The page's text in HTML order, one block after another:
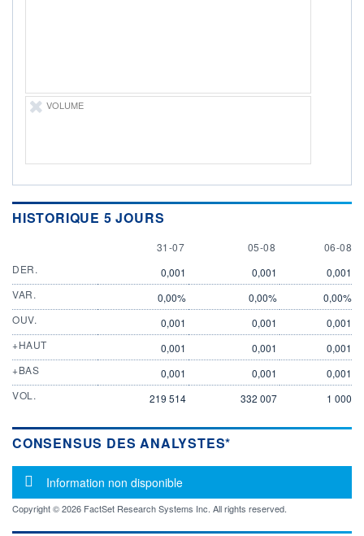
VOLUME
HISTORIQUE 5 JOURS
31 JULY
31-07 5 AUGUST
05-08 6
06-08
DER.
0,001 0,001
0,001
VAR.
0,00% 0,00%
0,00%
OUV.
0,001 0,001
0,001
+HAUT
0,001 0,001
0,001
+BAS
0,001 0,001
0,001
VOL.
219 514 332 007 1 000
CONSENSUS DES ANALYSTES*
Message d'information
Information non disponible
Copyright © 2026 FactSet Research Systems Inc. All rights reserved.